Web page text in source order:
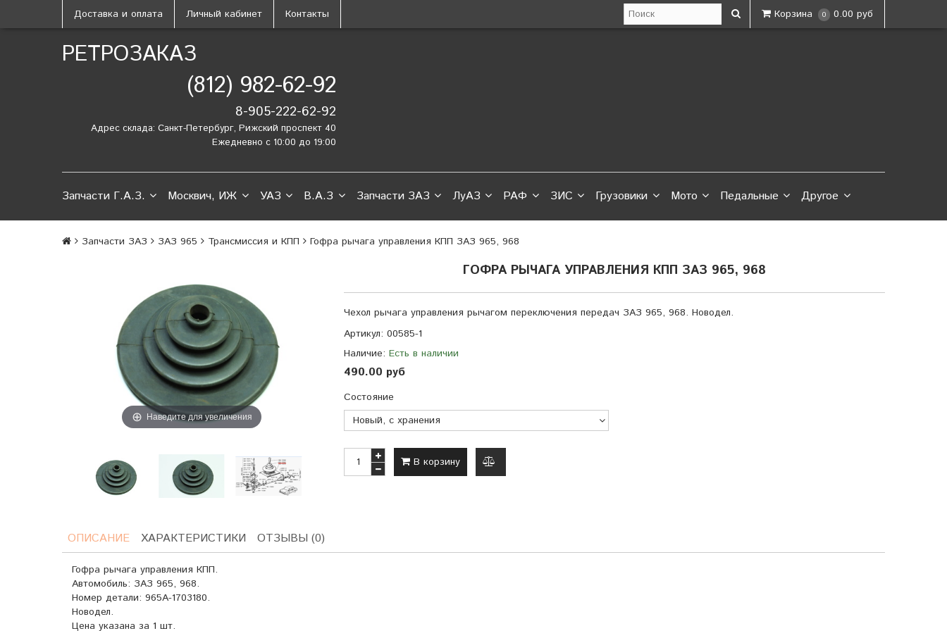
Доставка и оплата Личный кабинет Контакты Корзина 0 0.00 руб
РЕТРОЗАКАЗ
(812) 982-62-92
8-905-222-62-92
Адрес склада: Санкт-Петербург, Рижский проспект 40
Ежедневно с 10:00 до 19:00
Запчасти Г.А.З. Москвич, ИЖ УАЗ В.А.З Запчасти ЗАЗ ЛуАЗ РАФ ЗИС Грузовики Мото Педальные Другое
Запчасти ЗАЗ ЗАЗ 965 Трансмиссия и КПП Гофра рычага управления КПП ЗАЗ 965, 968
Наведите для увеличения
ГОФРА РЫЧАГА УПРАВЛЕНИЯ КПП ЗАЗ 965, 968
Чехол рычага управления рычагом переключения передач ЗАЗ 965, 968. Новодел.
Артикул: 00585-1
Наличие: Есть в наличии
490.00 руб
Состояние
В корзину
ОПИСАНИЕ ХАРАКТЕРИСТИКИ ОТЗЫВЫ (0)
Гофра рычага управления КПП.
Автомобиль: ЗАЗ 965, 968.
Номер детали: 965А-1703180.
Новодел.
Цена указана за 1 шт.